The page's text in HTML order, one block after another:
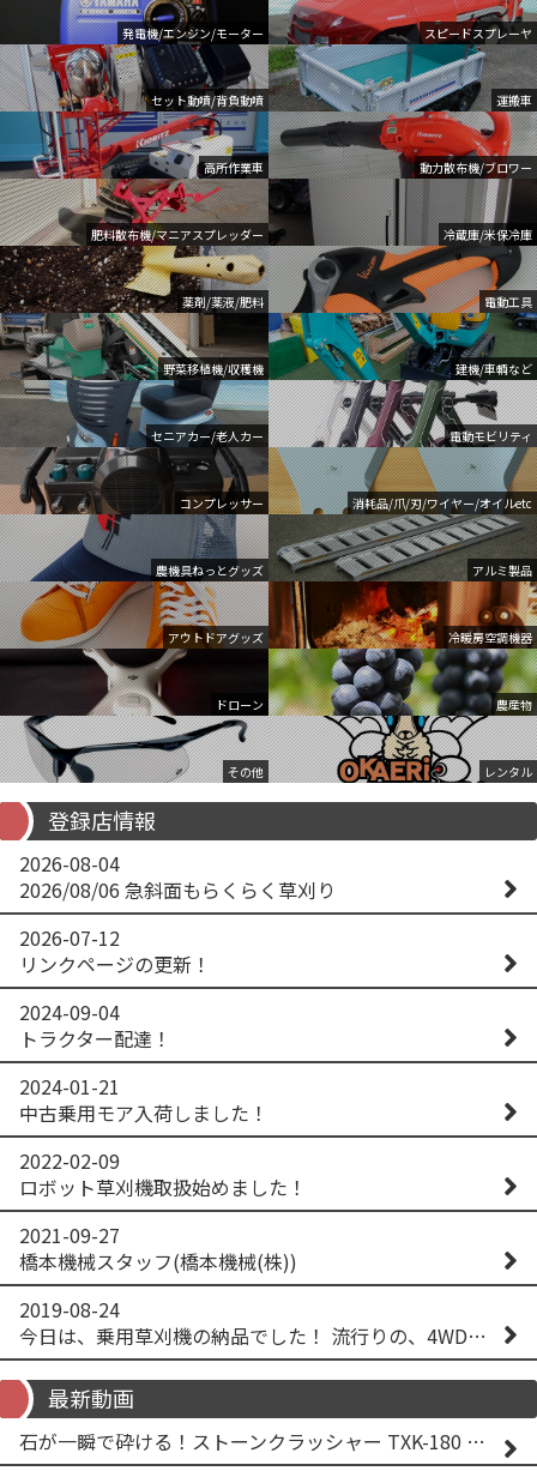
発電機/エンジン/モーター スピードスプレーヤ
セット動噴/背負動噴 運搬車
高所作業車 動力散布機/ブロワー
肥料散布機/マニアスプレッダー 冷蔵庫/米保冷庫
薬剤/薬液/肥料 電動工具
野菜移植機/収穫機 建機/車輌など
セニアカー/老人カー 電動モビリティ
コンプレッサー 消耗品/爪/刃/ワイヤー/オイルetc
農機具ねっとグッズ アルミ製品
アウトドアグッズ 冷暖房空調機器
ドローン 農産物
その他 レンタル
登録店情報
2026-08-04
2026/08/06 急斜面もらくらく草刈り
2026-07-12
リンクページの更新！
2024-09-04
トラクター配達！
2024-01-21
中古乗用モア入荷しました！
2022-02-09
ロボット草刈機取扱始めました！
2021-09-27
橋本機械スタッフ(橋本機械(株))
2019-08-24
今日は、乗用草刈機の納品でした！ 流行りの、4WD！ #イセキアグリ #オーレック #四駆 #増税間近
最新動画
石が一瞬で砕ける！ストーンクラッシャー TXK-180 実演